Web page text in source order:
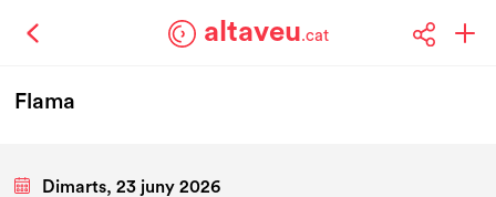
altaveu.cat
Flama
Dimarts, 23 juny 2026